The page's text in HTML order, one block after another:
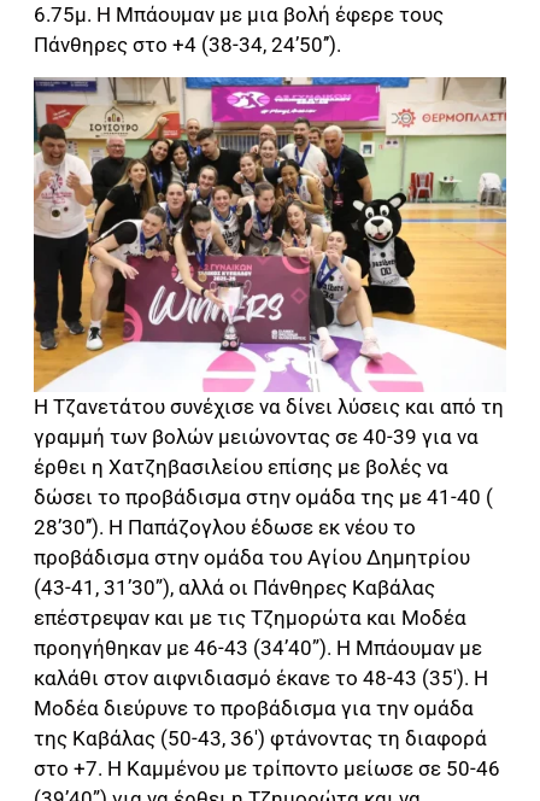
6.75μ. Η Μπάουμαν με μια βολή έφερε τους
Πάνθηρες στο +4 (38-34, 24’50’’).
Η Τζανετάτου συνέχισε να δίνει λύσεις και από τη
γραμμή των βολών μειώνοντας σε 40-39 για να
έρθει η Χατζηβασιλείου επίσης με βολές να
δώσει το προβάδισμα στην ομάδα της με 41-40 (
28’30’’). Η Παπάζογλου έδωσε εκ νέου το
προβάδισμα στην ομάδα του Αγίου Δημητρίου
(43-41, 31’30”), αλλά οι Πάνθηρες Καβάλας
επέστρεψαν και με τις Τζημορώτα και Μοδέα
προηγήθηκαν με 46-43 (34’40”). Η Μπάουμαν με
καλάθι στον αιφνιδιασμό έκανε το 48-43 (35′). Η
Μοδέα διεύρυνε το προβάδισμα για την ομάδα
της Καβάλας (50-43, 36′) φτάνοντας τη διαφορά
στο +7. Η Καμμένου με τρίποντο μείωσε σε 50-46